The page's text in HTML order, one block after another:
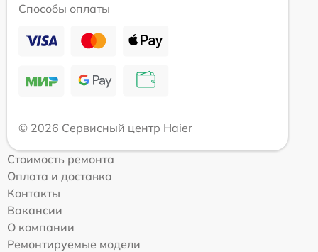
Способы оплаты
© 2026 Сервисный центр Haier
Стоимость ремонта
Оплата и доставка
Контакты
Вакансии
О компании
Ремонтируемые модели